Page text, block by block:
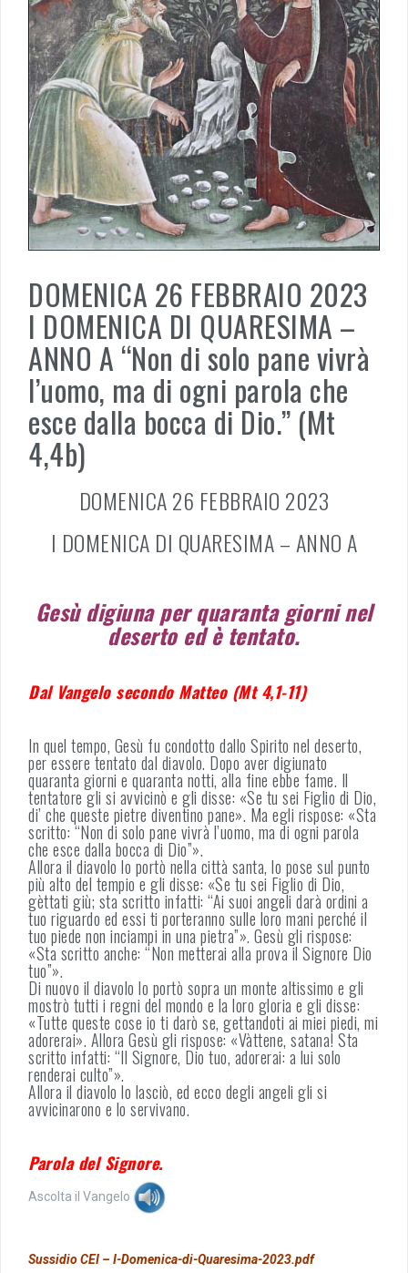
DOMENICA 26 FEBBRAIO 2023
I DOMENICA DI QUARESIMA –
ANNO A “Non di solo pane vivrà
l’uomo, ma di ogni parola che
esce dalla bocca di Dio.” (Mt
4,4b)
DOMENICA 26 FEBBRAIO 2023
I DOMENICA DI QUARESIMA – ANNO A
Gesù digiuna per quaranta giorni nel
deserto ed è tentato.
Dal Vangelo secondo Matteo (Mt 4,1-11)
In quel tempo, Gesù fu condotto dallo Spirito nel deserto,
per essere tentato dal diavolo. Dopo aver digiunato
quaranta giorni e quaranta notti, alla fine ebbe fame. Il
tentatore gli si avvicinò e gli disse: «Se tu sei Figlio di Dio,
di’ che queste pietre diventino pane». Ma egli rispose: «Sta
scritto: “Non di solo pane vivrà l’uomo, ma di ogni parola
che esce dalla bocca di Dio”».
Allora il diavolo lo portò nella città santa, lo pose sul punto
più alto del tempio e gli disse: «Se tu sei Figlio di Dio,
gèttati giù; sta scritto infatti: “Ai suoi angeli darà ordini a
tuo riguardo ed essi ti porteranno sulle loro mani perché il
tuo piede non inciampi in una pietra”». Gesù gli rispose:
«Sta scritto anche: “Non metterai alla prova il Signore Dio
tuo”».
Di nuovo il diavolo lo portò sopra un monte altissimo e gli
mostrò tutti i regni del mondo e la loro gloria e gli disse:
«Tutte queste cose io ti darò se, gettandoti ai miei piedi, mi
adorerai». Allora Gesù gli rispose: «Vàttene, satana! Sta
scritto infatti: “Il Signore, Dio tuo, adorerai: a lui solo
renderai culto”».
Allora il diavolo lo lasciò, ed ecco degli angeli gli si
avvicinarono e lo servivano.
Parola del Signore.
Ascolta il Vangelo
Sussidio CEI – I-Domenica-di-Quaresima-2023.pdf